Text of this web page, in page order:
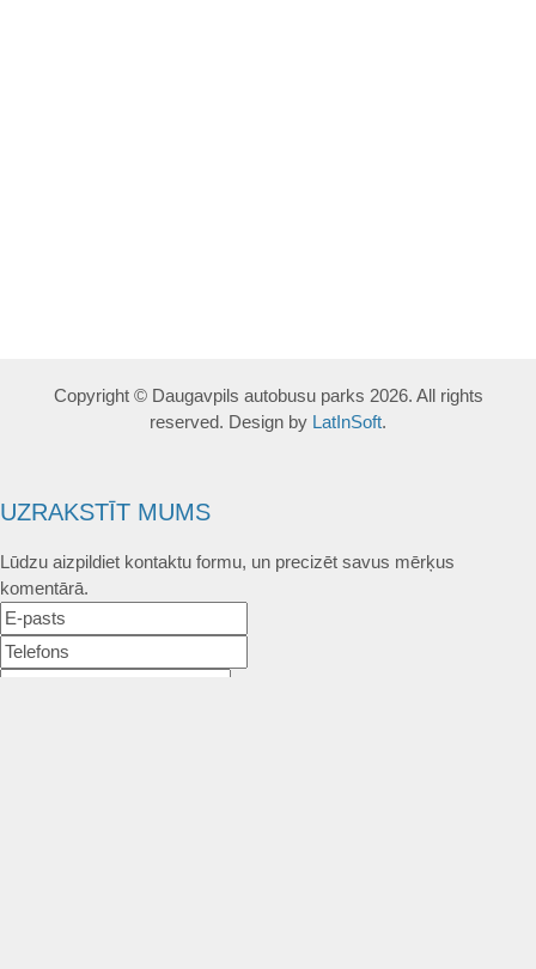
Copyright © Daugavpils autobusu parks 2026. All rights
reserved. Design by LatInSoft.
UZRAKSTĪT MUMS
Lūdzu aizpildiet kontaktu formu, un precizēt savus mērķus
komentārā.